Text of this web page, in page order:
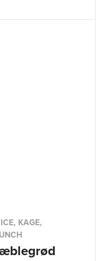
KAGE,